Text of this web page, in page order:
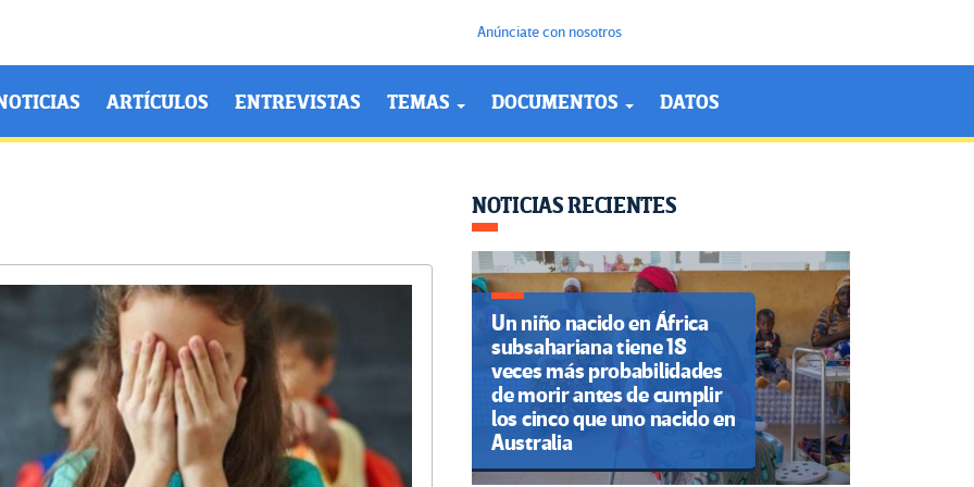
Anúnciate con nosotros
ARTÍCULOS ENTREVISTAS TEMAS DOCUMENTOS DATOS
NOTICIAS RECIENTES
Un niño nacido en África
subsahariana tiene 18
veces más probabilidades
de morir antes de cumplir
los cinco que uno nacido en
Australia